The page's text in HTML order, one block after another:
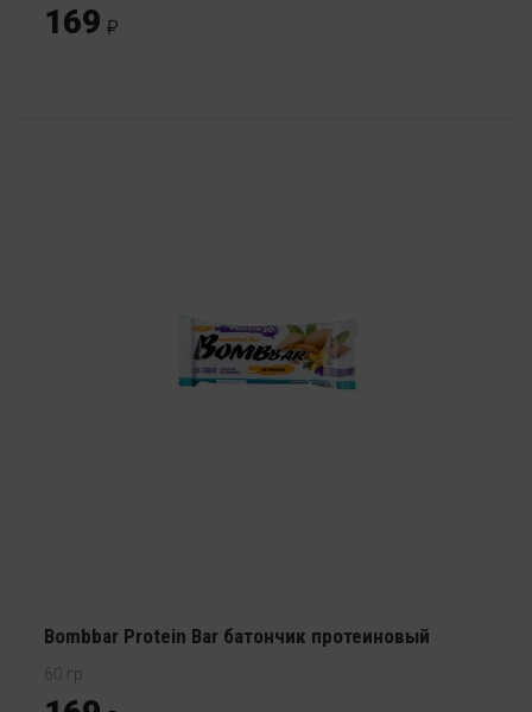
169
Bombbar Protein Bar батончик протеиновый
60 гр